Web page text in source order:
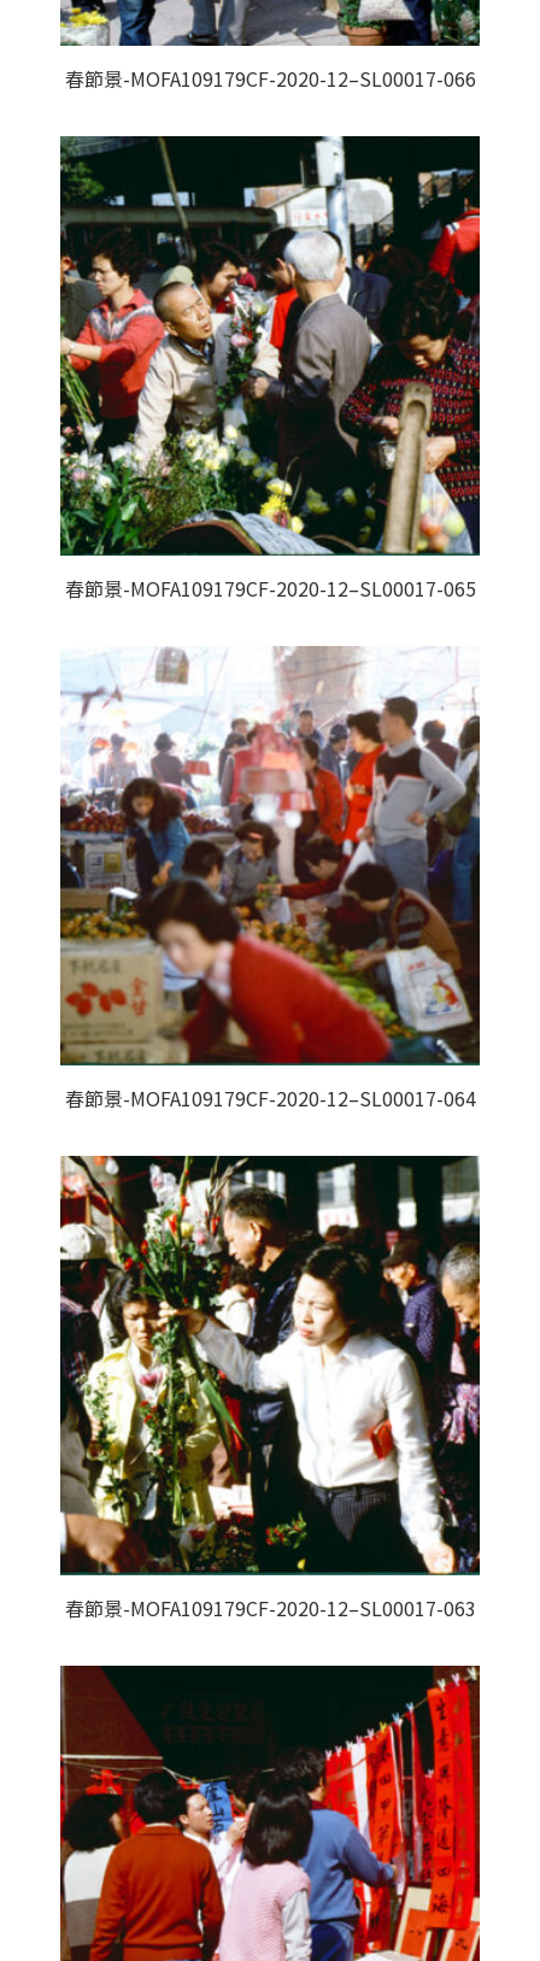
春節景-MOFA109179CF-2020-12–SL00017-066
春節景-MOFA109179CF-2020-12–SL00017-065
春節景-MOFA109179CF-2020-12–SL00017-064
春節景-MOFA109179CF-2020-12–SL00017-063